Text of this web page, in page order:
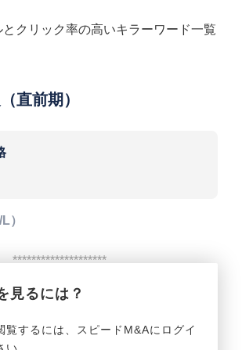
クリック率の高いキラーワード一覧
直前期）
見るには？
覧するには、スピードM&Aにログイ
。
）
********************
********************